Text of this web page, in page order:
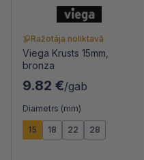
Ražotāja noliktavā
Viega Krusts 15mm,
bronza
9.82 €/gab
Diametrs (mm)
15 18 22 28